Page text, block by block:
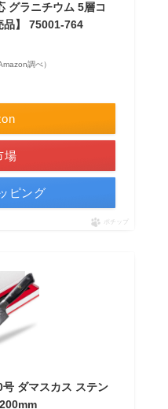
グラニチウム 5層コ
品】 75001-764
調べ）
場
ピング
ポチップ
ダマスカス ステン